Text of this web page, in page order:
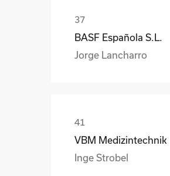
BASF Española S.L.
Jorge Lancharro
VBM Medizintechnik
Inge Strobel